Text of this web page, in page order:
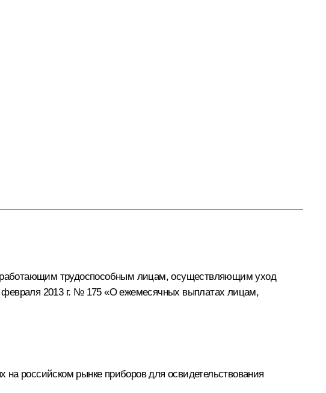
трудоспособным лицам, осуществляющим уход
февраля 2013 г. № 175 «О ежемесячных выплатах лицам,
российском рынке приборов для освидетельствования